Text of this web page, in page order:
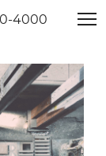
4000